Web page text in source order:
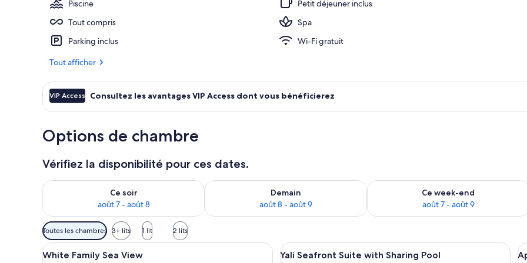
Piscine
Petit déjeuner inclus
Tout compris
Spa
Parking inclus
Wi-Fi gratuit
Tout afficher
VIP Access Consultez les avantages VIP Access dont vous bénéficierez
Options de chambre
Vérifiez la disponibilité pour ces dates.
Ce soir
août 7 - août 8
Vérifier la disponibilité pour ce soir août 7 - août 8
Demain
août 8 - août 9
Vérifier la disponibilité pour demain août 8 - août 9
Ce week-end
août 7 - août 9
Vérifier la disponibilité pour ce week-
Filtres
disponibles
pour
Toutes les chambres 3+ lits 1 lit 2 lits
Afficher
Une chambre d’hôtel moderne avec un canapé blanc, un pouf rond, une lampe sur pied et une table sur
10
White Family Sea View
Afficher
Une chambre d’hôtel avec un grand
10
Yali Seafront Suite with Sharing Pool